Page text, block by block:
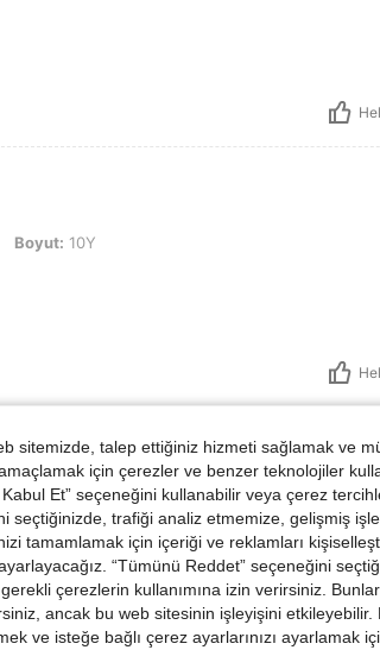
Boyut: 10Y
Ürünler
sitemizde, talep ettiğiniz hizmeti sağlamak ve
için çerezler ve benzer teknolojiler
Et” seçeneğini kullanabilir veya çerez
seçtiğinizde, trafiği analiz etmemize, gelişmiş
tamamlamak için içeriği ve reklamları
“Tümünü Reddet” seçeneğini
çerezlerin kullanımına izin verirsiniz.
ancak bu web sitesinin işleyişini etkileyebilir.
ve isteğe bağlı çerez ayarlarınızı ayarlamak